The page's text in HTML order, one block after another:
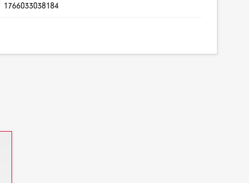
1766033038184